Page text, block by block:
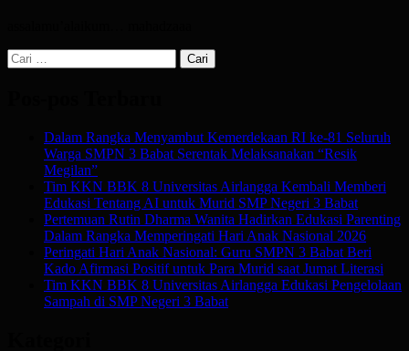
Cari
untuk:
Dalam Rangka Menyambut Kemerdekaan RI ke-81 Seluruh
Warga SMPN 3 Babat Serentak Melaksanakan “Resik
Megilan”
Tim KKN BBK 8 Universitas Airlangga Kembali Memberi
Edukasi Tentang AI untuk Murid SMP Negeri 3 Babat
Pertemuan Rutin Dharma Wanita Hadirkan Edukasi Parenting
Dalam Rangka Memperingati Hari Anak Nasional 2026
Peringati Hari Anak Nasional: Guru SMPN 3 Babat Beri
Kado Afirmasi Positif untuk Para Murid saat Jumat Literasi
Tim KKN BBK 8 Universitas Airlangga Edukasi Pengelolaan
Sampah di SMP Negeri 3 Babat